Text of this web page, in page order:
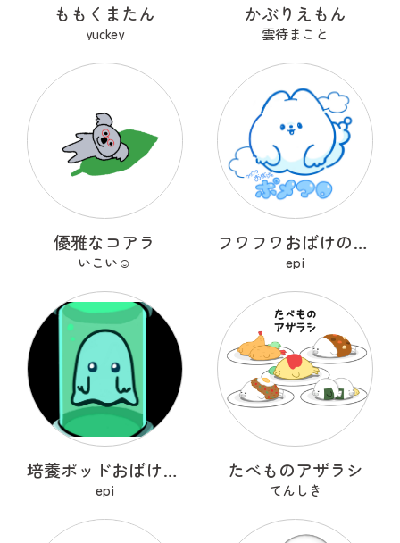
ももくまたん
yuckey
かぶりえもん
雲待まこと
優雅なコアラ
いこい☺︎
フワフワおばけのポメマロ
epi
培養ポッドおばけ フライトン
epi
たべものアザラシ
てんしき